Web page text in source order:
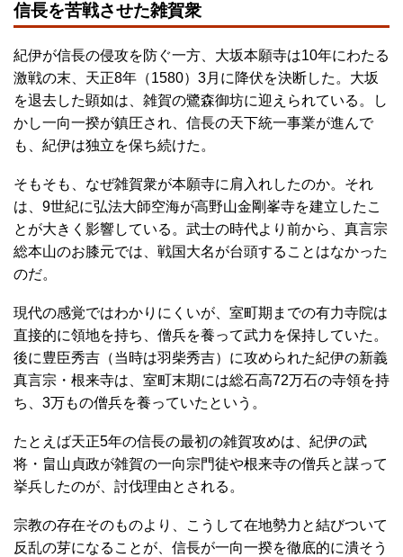
信長を苦戦させた雑賀衆
紀伊が信長の侵攻を防ぐ一方、大坂本願寺は10年にわたる
激戦の末、天正8年（1580）3月に降伏を決断した。大坂
を退去した顕如は、雑賀の鷺森御坊に迎えられている。し
かし一向一揆が鎮圧され、信長の天下統一事業が進んで
も、紀伊は独立を保ち続けた。
そもそも、なぜ雑賀衆が本願寺に肩入れしたのか。それ
は、9世紀に弘法大師空海が高野山金剛峯寺を建立したこ
とが大きく影響している。武士の時代より前から、真言宗
総本山のお膝元では、戦国大名が台頭することはなかった
のだ。
現代の感覚ではわかりにくいが、室町期までの有力寺院は
直接的に領地を持ち、僧兵を養って武力を保持していた。
後に豊臣秀吉（当時は羽柴秀吉）に攻められた紀伊の新義
真言宗・根来寺は、室町末期には総石高72万石の寺領を持
ち、3万もの僧兵を養っていたという。
たとえば天正5年の信長の最初の雑賀攻めは、紀伊の武
将・畠山貞政が雑賀の一向宗門徒や根来寺の僧兵と謀って
挙兵したのが、討伐理由とされる。
宗教の存在そのものより、こうして在地勢力と結びついて
反乱の芽になることが、信長が一向一揆を徹底的に潰そう